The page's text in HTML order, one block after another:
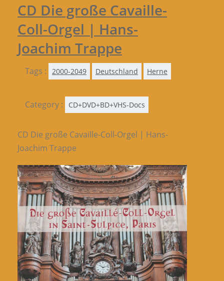
CD Die große Cavaille-
Coll-Orgel | Hans-
Joachim Trappe
Tags : 2000-2049 Deutschland Herne
Category : CD+DVD+BD+VHS-Docs
CD Die große Cavaille-Coll-Orgel | Hans-
Joachim Trappe